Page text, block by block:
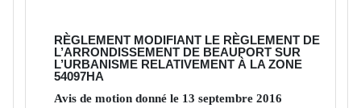
RÈGLEMENT MODIFIANT LE RÈGLEMENT DE
L’ARRONDISSEMENT DE BEAUPORT SUR
L’URBANISME RELATIVEMENT À LA ZONE
54097HA
Avis de motion donné le 13septembre2016